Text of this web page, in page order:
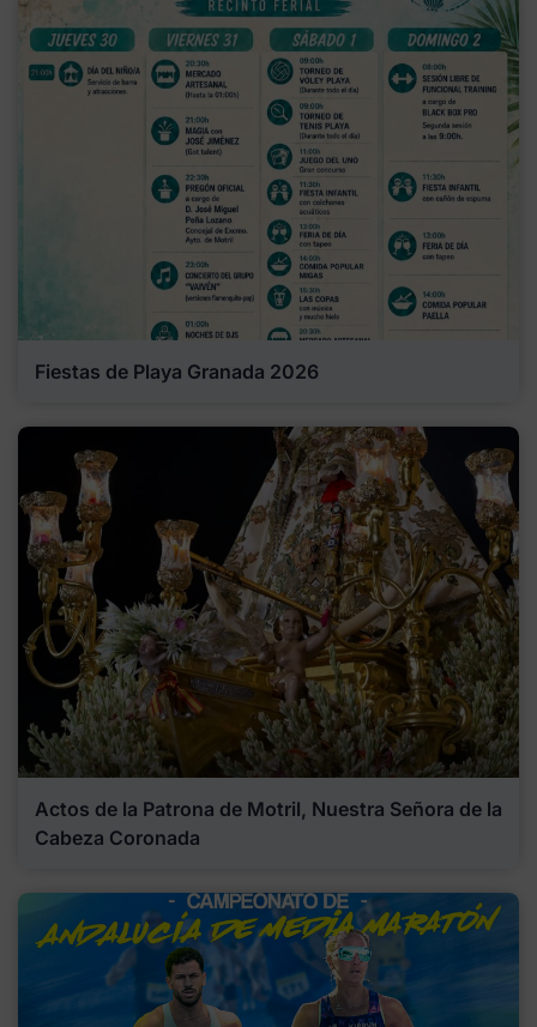
Fiestas de Playa Granada 2026
Actos de la Patrona de Motril, Nuestra Señora de la
Cabeza Coronada